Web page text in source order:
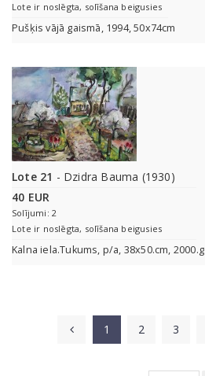
Lote ir noslēgta, solīšana beigusies
Pušķis vājā gaismā, 1994, 50x74cm
Lote 21 - Dzidra Bauma (1930)
40 EUR
Solījumi: 2
Lote ir noslēgta, solīšana beigusies
Kalna iela.Tukums, p/a, 38x50.cm, 2000.g
1 2 3